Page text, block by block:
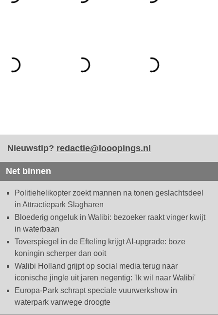
Nieuwstip? redactie@looopings.nl
Net binnen
Politiehelikopter zoekt mannen na tonen geslachtsdeel
in Attractiepark Slagharen
Bloederig ongeluk in Walibi: bezoeker raakt vinger kwijt
in waterbaan
Toverspiegel in de Efteling krijgt AI-upgrade: boze
koningin scherper dan ooit
Walibi Holland grijpt op social media terug naar
iconische jingle uit jaren negentig: 'Ik wil naar Walibi'
Europa-Park schrapt speciale vuurwerkshow in
waterpark vanwege droogte